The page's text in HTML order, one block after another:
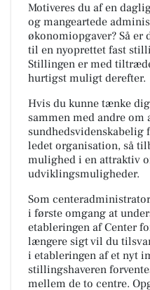
Motiveres du af en
og mangeartede
økonomiopgaver? Så er
til en nyoprettet fast
Stillingen er med
hurtigst muligt derefter.
Hvis du kunne tænke
sammen med andre
ledet organisation, så
mulighed i en attraktiv
udviklingsmuligheder.
Som
i første omgang at
etableringen af Center
længere sigt vil du
i etableringen af et nyt
stillingshaveren
mellem de to centre.